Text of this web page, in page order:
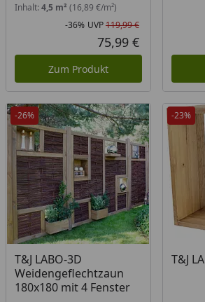
Inhalt: 4,5 m² (16,89 €/m²)
Rabatt in
-36% UVP119,99 €
Aktueller
75,99 €
Zum Produkt
-26%
T&J LABO-3D
Weidengeflechtzaun
180x180 mit 4 Fenster
-23%
T&J